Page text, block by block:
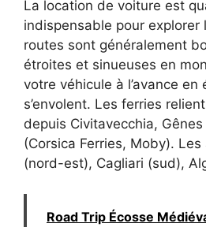
La location de voiture est
indispensable pour explorer
routes sont généralement
étroites et sinueuses en
votre véhicule à l’avance en
s’envolent. Les ferries
depuis Civitavecchia,
(Corsica Ferries, Moby).
(nord-est), Cagliari (sud),
Road Trip Écosse